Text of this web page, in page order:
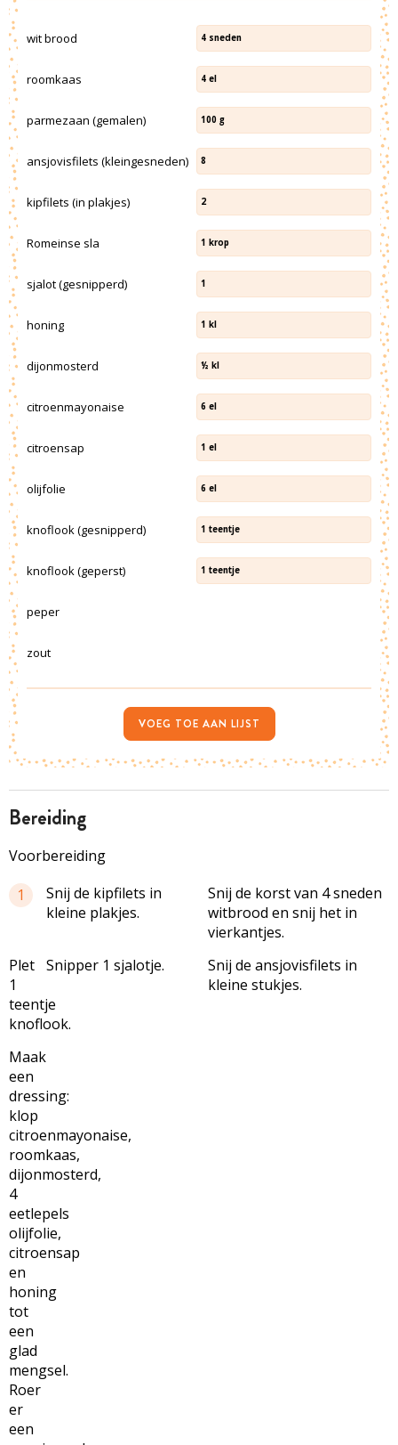
bereiding
Voorbereiding
1
Snij de kipfilets in
kleine plakjes.
Snij de korst van 4 sneden
witbrood en snij het in
vierkantjes.
Plet
1
teentje
knoflook.
Snipper 1 sjalotje.
Snij de ansjovisfilets in
kleine stukjes.
Maak
een
dressing:
klop
citroenmayonaise,
roomkaas,
dijonmosterd,
4
eetlepels
olijfolie,
citroensap
en
honing
tot
een
glad
mengsel.
Roer
er
een
wit brood 4 sneden
roomkaas 4 el
parmezaan (gemalen) 100 g
ansjovisfilets (kleingesneden) 8
kipfilets (in plakjes) 2
Romeinse sla 1 krop
sjalot (gesnipperd) 1
honing 1 kl
dijonmosterd ½ kl
citroenmayonaise 6 el
citroensap 1 el
olijfolie 6 el
knoflook (gesnipperd) 1 teentje
knoflook (geperst) 1 teentje
peper
zout
VOEG TOE AAN LIJST